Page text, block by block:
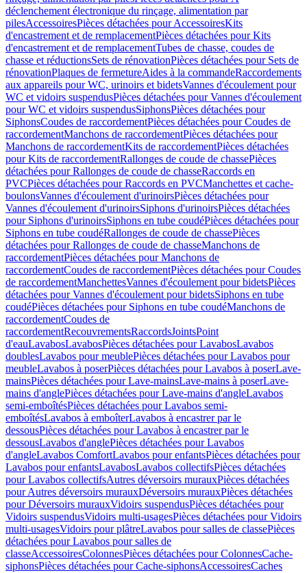
déclenchement électronique du rinçage, alimentation par
pilesAccessoiresPièces détachées pour AccessoiresKits
d'encastrement et de remplacementPièces détachées pour Kits
d'encastrement et de remplacementTubes de chasse, coudes de
chasse et réductionsSets de rénovationPièces détachées pour Sets de
rénovationPlaques de fermetureAides à la commandeRaccordements
aux appareils pour WC, urinoirs et bidetsVannes d'écoulement pour
WC et vidoirs suspendusPièces détachées pour Vannes d'écoulement
pour WC et vidoirs suspendusSiphonsPièces détachées pour
SiphonsCoudes de raccordementPièces détachées pour Coudes de
raccordementManchons de raccordementPièces détachées pour
Manchons de raccordementKits de raccordementPièces détachées
pour Kits de raccordementRallonges de coude de chassePièces
détachées pour Rallonges de coude de chasseRaccords en
PVCPièces détachées pour Raccords en PVCManchettes et cache-
boulonsVannes d'écoulement d'urinoirsPièces détachées pour
Vannes d'écoulement d'urinoirsSiphons d'urinoirsPièces détachées
pour Siphons d'urinoirsSiphons en tube coudéPièces détachées pour
Siphons en tube coudéRallonges de coude de chassePièces
détachées pour Rallonges de coude de chasseManchons de
raccordementPièces détachées pour Manchons de
raccordementCoudes de raccordementPièces détachées pour Coudes
de raccordementManchettesVannes d'écoulement pour bidetsPièces
détachées pour Vannes d'écoulement pour bidetsSiphons en tube
coudéPièces détachées pour Siphons en tube coudéManchons de
raccordementCoudes de
raccordementRecouvrementsRaccordsJointsPoint
d'eauLavabosLavabosPièces détachées pour LavabosLavabos
doublesLavabos pour meublePièces détachées pour Lavabos pour
meubleLavabos à poserPièces détachées pour Lavabos à poserLave-
mainsPièces détachées pour Lave-mainsLave-mains à poserLave-
mains d'anglePièces détachées pour Lave-mains d'angleLavabos
semi-emboîtésPièces détachées pour Lavabos semi-
emboîtésLavabos à emboîterLavabos à encastrer par le
dessousPièces détachées pour Lavabos à encastrer par le
dessousLavabos d'anglePièces détachées pour Lavabos
d'angleLavabos ComfortLavabos pour enfantsPièces détachées pour
Lavabos pour enfantsLavabosLavabos collectifsPièces détachées
pour Lavabos collectifsAutres déversoirs murauxPièces détachées
pour Autres déversoirs murauxDéversoirs murauxPièces détachées
pour Déversoirs murauxVidoirs suspendusPièces détachées pour
Vidoirs suspendusVidoirs multi-usagesPièces détachées pour Vidoirs
multi-usagesVidoirs pour plâtreLavabos pour salles de classePièces
détachées pour Lavabos pour salles de
classeAccessoiresColonnesPièces détachées pour ColonnesCache-
siphonsPièces détachées pour Cache-siphonsAccessoiresCaches